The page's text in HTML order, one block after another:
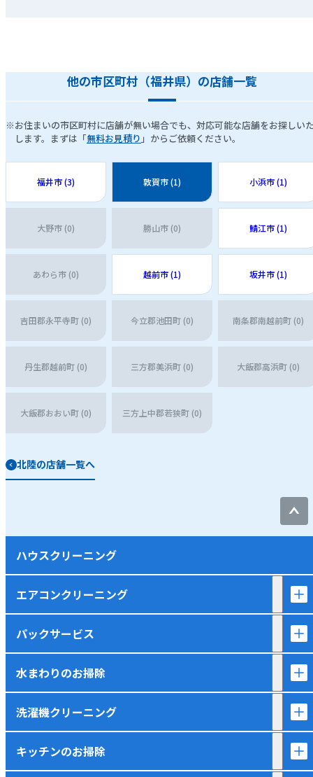
他の市区町村（福井県）の店舗一覧
※お住まいの市区町村に店舗が無い場合でも、対応可能な店舗をお探しい
します。まずは「無料お見積り 」からご依頼ください。
福井市 (3) 敦賀市 (1) 小浜市 (1)
大野市 (0) 勝山市 (0) 鯖江市 (1)
あわら市 (0) 越前市 (1) 坂井市 (1)
吉田郡永平寺町 (0) 今立郡池田町 (0) 南条郡南越前町 (0)
丹生郡越前町 (0) 三方郡美浜町 (0) 大飯郡高浜町 (0)
大飯郡おおい町 (0) 三方上中郡若狭町 (0)
北陸の店舗一覧へ
ハウスクリーニング
エアコンクリーニング
パックサービス
水まわりのお掃除
洗濯機クリーニング
キッチンのお掃除